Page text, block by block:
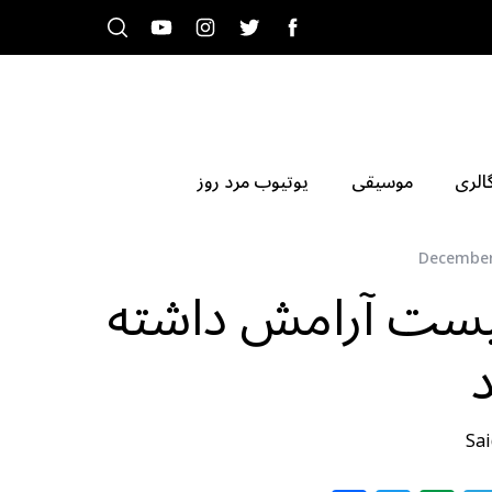
موسیقی یوتیوب مرد روز
آرامش داشته